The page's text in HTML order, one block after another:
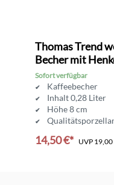
Thomas Trend
Becher mit
Sofort verfügbar
Kaffeebecher
Inhalt 0,28 Liter
Höhe 8 cm
14,50 €* UVP 19,00